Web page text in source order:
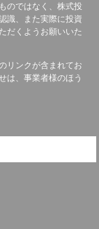
のではなく、株式投
識、また実際に投資
だくようお願いいた
リンクが含まれてお
は、事業者様のほう